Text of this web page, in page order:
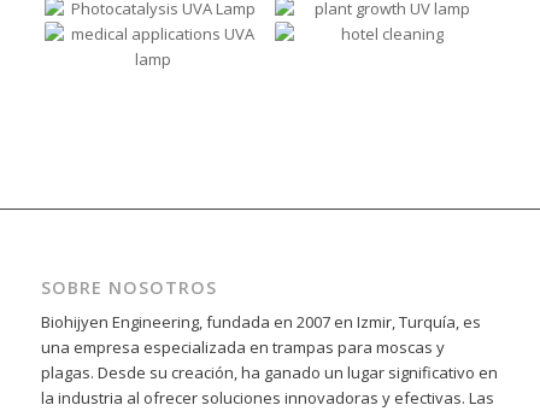
SOBRE NOSOTROS
Biohijyen Engineering, fundada en 2007 en Izmir, Turquía, es
una empresa especializada en trampas para moscas y
plagas. Desde su creación, ha ganado un lugar significativo en
la industria al ofrecer soluciones innovadoras y efectivas. Las